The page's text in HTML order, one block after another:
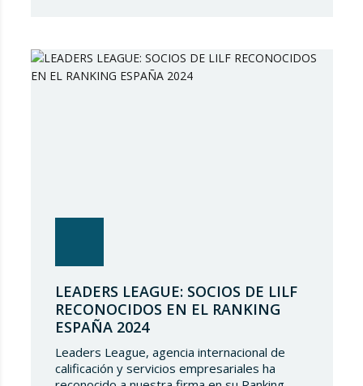
continuar estando presentes en tan selecto
directorio demostrando nuestro talento
LEADERS LEAGUE: SOCIOS DE LILF
RECONOCIDOS EN EL RANKING
ESPAÑA 2024
Leaders League, agencia internacional de
calificación y servicios empresariales ha